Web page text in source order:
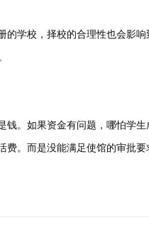
校，择校的合理性也会影响
如果资金有问题，哪怕学生
。而是没能满足使馆的审批要